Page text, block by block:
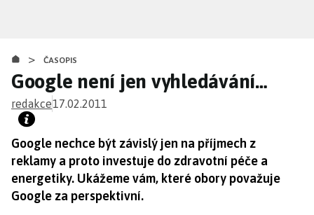
obsahu
> ČASOPIS
Google není jen vyhledávání…
redakce17.02.2011
Google nechce být závislý jen na příjmech z
reklamy a proto investuje do zdravotní péče a
energetiky. Ukážeme vám, které obory považuje
Google za perspektivní.